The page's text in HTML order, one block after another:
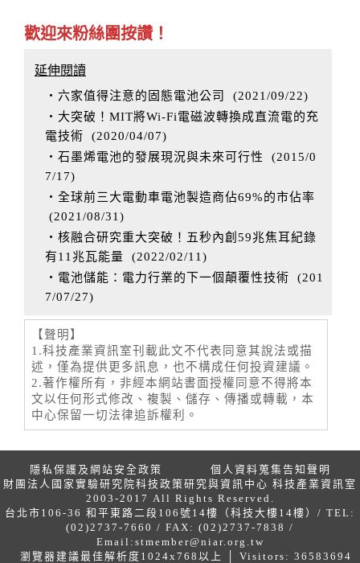
歡迎來粉絲團按讚！
延伸閱讀
‧六家值得注意的固態電池公司 (2021/09/22)
‧大突破！MIT將Wi-Fi電磁波轉換成直流電的充
電技術 (2020/04/07)
‧石墨烯電池的發展現況與未來可行性
(2015/0
7/17)
‧全球前三大電動車電池製造商佔69%的市佔率
(2021/08/31 )
‧核融合研究重大突破！五秒內創59兆焦耳紀錄
有11兆瓦能量 (2022/02/11 )
‧電池儲能：電力行業的下一個顛覆性技術 (201
7/07/27)
【聲明】
1.科技產業資訊室刊載此文不代表同意其說法或描
述，僅為提供更多訊息，也不構成任何投資建議。
2.著作權所有，非經本網站書面授權同意不得將本
文以任何形式修改、複製、儲存、傳播或轉載，本
中心保留一切法律追訴權利。
隱私保護及網站安全政策
個人資料蒐集告知聲明
財團法人國家實驗研究院科技政策研究與資訊中心 科技產業資訊室
2003-2017 All Rights Reserved.
台北市106-36 和平東路二段106號14樓（科技大樓14樓）/ TEL:
(02)2737-7660 / FAX: (02)2737-7838 /
Email: stmember@niar.org.tw
瀏覽器建議最佳解析度1024x768以上 │ Visitors: 36583694